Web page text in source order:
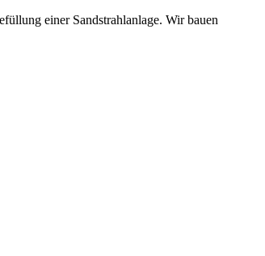
einer Sandstrahlanlage. Wir bauen